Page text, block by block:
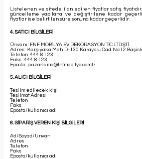
Listelenen ve sitede ilan edilen fiyatlar satış
güncelleme yapılana ve değiştirilene kadar
fiyatlar ise belirtilen süre sonuna kadar geçerlidir.
4. SATICI BİLGİLERİ
Ünvanı : FNF MOBİLYA EV DEKORASYON TİC.LTD.ŞTİ.
Adres : Karşıyaka Mah. D-130 Karayolu Cad. No:12
Telefon : 444 8 123
Faks : 444 8 123
Eposta : pazarlama@fnfmobilya.com.tr
5. ALICI BİLGİLERİ
Teslim edilecek kişi
Teslimat Adresi
Telefon
Faks
Eposta/kullanıcı adı
6. SİPARİŞ VEREN KİŞİ BİLGİLERİ
Ad/Soyad/Unvan
Adres
Telefon
Faks
Eposta/kullanıcı adı